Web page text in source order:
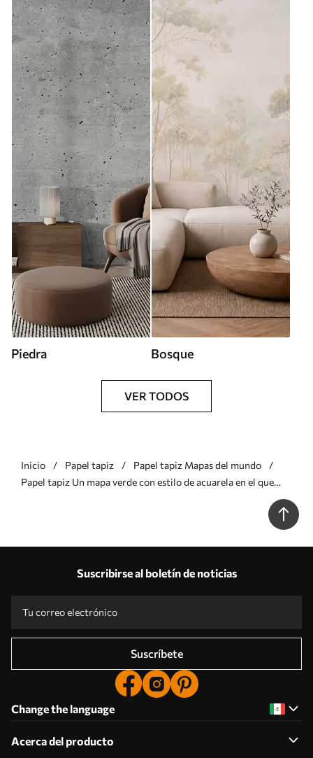
Piedra Bosque
VER TODOS
Inicio Papel tapiz
Papel tapiz Mapas del mundo
Papel tapiz Un mapa verde con estilo de acuarela en el que
Suscribirse al boletín de noticias
Suscríbete
Change the language
Acerca del producto